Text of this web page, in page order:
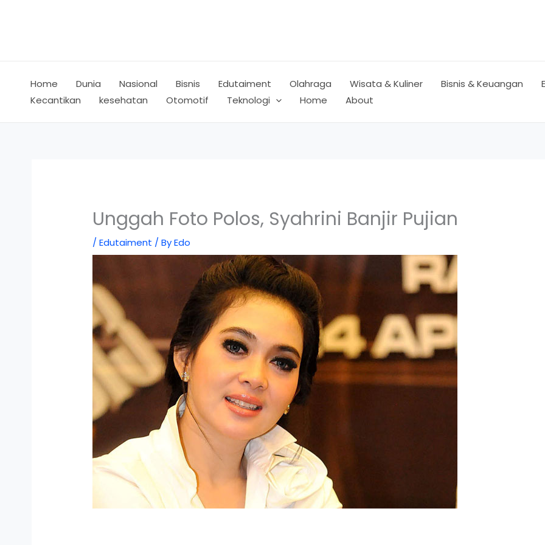
Home Dunia Nasional Bisnis Edutaiment Olahraga Wisata & Kuliner Bisnis & Keuangan
Kecantikan
kesehatan Otomotif Teknologi Home About
Unggah Foto Polos, Syahrini Banjir Pujian
/Edutaiment / ByEdo